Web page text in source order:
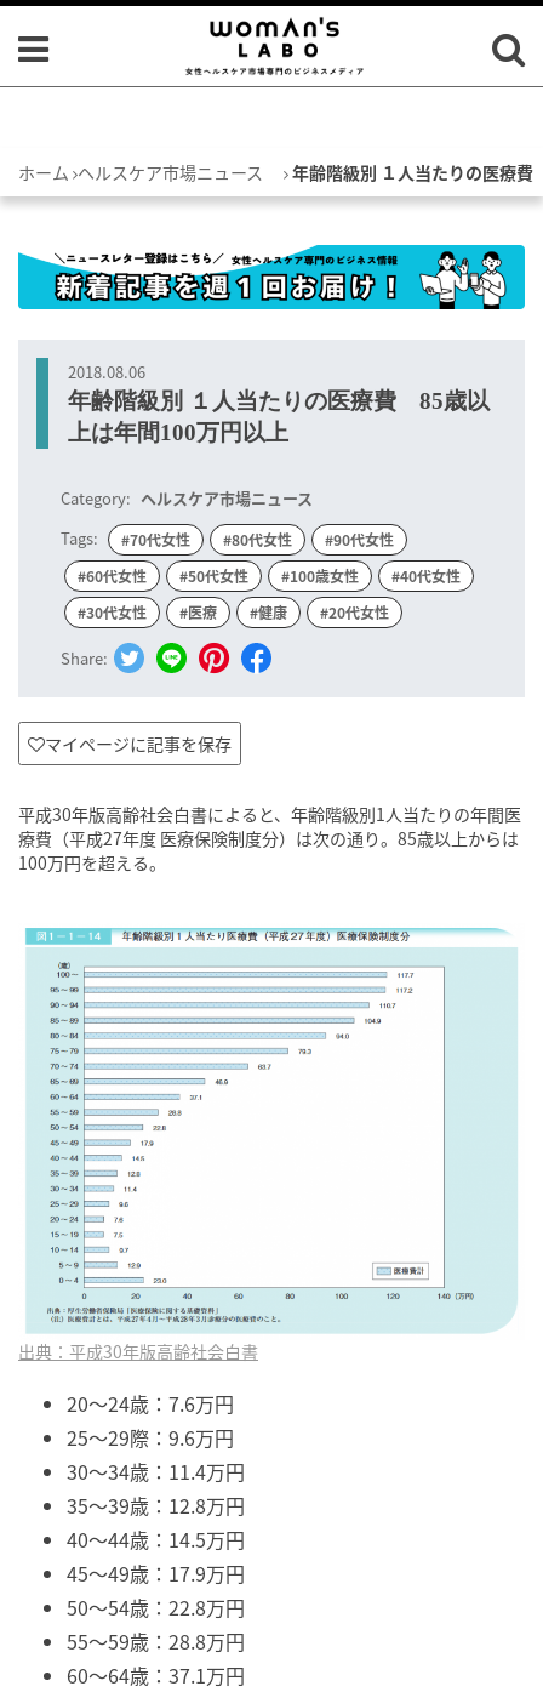
ホーム ヘルスケア市場ニュース 年齢階級別 １人当たりの医療
2018.08.06
年齢階級別 １人当たりの医療費 85歳以
上は年間100万円以上
Category: ヘルスケア市場ニュース
Tags:
#70代女性 #80代女性
#90代女性
#60代女性
#50代女性 #100歳女性
#40代女性
#30代女性
#医療 #健康 #20代女性
Share:
マイページに記事を保存
平成30年版高齢社会白書によると、年齢階級別1人当たりの年間医
療費（平成27年度 医療保険制度分）は次の通り。85歳以上からは
100万円を超える。
出典：平成30年版高齢社会白書
20～24歳：7.6万円
25～29際：9.6万円
30～34歳：11.4万円
35～39歳：12.8万円
40～44歳：14.5万円
45～49歳：17.9万円
50～54歳：22.8万円
55～59歳：28.8万円
60～64歳：37.1万円